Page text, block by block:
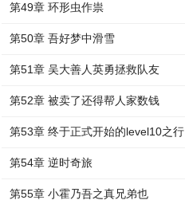
第49章 环形虫作祟
第50章 吾好梦中滑雪
第51章 吴大善人英勇拯救队友
第52章 被卖了还得帮人家数钱
第53章 终于正式开始的level10之行
第54章 逆时奇旅
第55章 小霍乃吾之真兄弟也